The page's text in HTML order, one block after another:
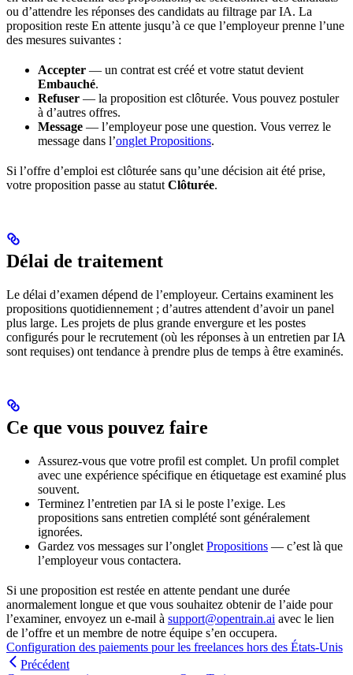
ou d’attendre les réponses des candidats au filtrage par IA. La
proposition reste En attente jusqu’à ce que l’employeur prenne l’une
des mesures suivantes :
Accepter — un contrat est créé et votre statut devient
Embauché.
Refuser — la proposition est clôturée. Vous pouvez postuler
à d’autres offres.
Message — l’employeur pose une question. Vous verrez le
message dans l’onglet Propositions.
Si l’offre d’emploi est clôturée sans qu’une décision ait été prise,
votre proposition passe au statut Clôturée.
Délai de traitement
Le délai d’examen dépend de l’employeur. Certains examinent les
propositions quotidiennement ; d’autres attendent d’avoir un panel
plus large. Les projets de plus grande envergure et les postes
configurés pour le recrutement (où les réponses à un entretien par IA
sont requises) ont tendance à prendre plus de temps à être examinés.
Ce que vous pouvez faire
Assurez-vous que votre profil est complet. Un profil complet
avec une expérience spécifique en étiquetage est examiné plus
souvent.
Terminez l’entretien par IA si le poste l’exige. Les
propositions sans entretien complété sont généralement
ignorées.
Gardez vos messages sur l’onglet Propositions — c’est là que
l’employeur vous contactera.
Si une proposition est restée en attente pendant une durée
anormalement longue et que vous souhaitez obtenir de l’aide pour
l’examiner, envoyez un e-mail à support@opentrain.ai avec le lien
de l’offre et un membre de notre équipe s’en occupera.
Configuration des paiements pour les freelances hors des États-Unis
Précédent